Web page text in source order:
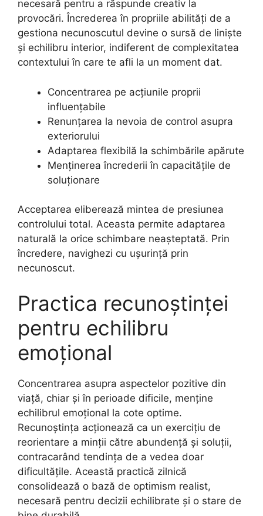
necesară pentru a răspunde creativ la
provocări. Încrederea în propriile abilități de a
gestiona necunoscutul devine o sursă de liniște
și echilibru interior, indiferent de complexitatea
contextului în care te afli la un moment dat.
Concentrarea pe acțiunile proprii
influențabile
Renunțarea la nevoia de control asupra
exteriorului
Adaptarea flexibilă la schimbările apărute
Menținerea încrederii în capacitățile de
soluționare
Acceptarea eliberează mintea de presiunea
controlului total. Aceasta permite adaptarea
naturală la orice schimbare neașteptată. Prin
încredere, navighezi cu ușurință prin
necunoscut.
Practica recunoștinței
pentru echilibru
emoțional
Concentrarea asupra aspectelor pozitive din
viață, chiar și în perioade dificile, menține
echilibrul emoțional la cote optime.
Recunoștința acționează ca un exercițiu de
reorientare a minții către abundență și soluții,
contracarând tendința de a vedea doar
dificultățile. Această practică zilnică
consolidează o bază de optimism realist,
necesară pentru decizii echilibrate și o stare de